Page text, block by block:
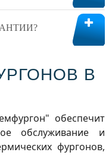
В
обеспечит
обслуживание и
фургонов,